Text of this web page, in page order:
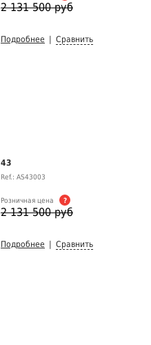
2 131 500 руб
Подробнее Сравнить
43
Ref.: AS43003
Розничная цена ?
2 131 500 руб
Подробнее Сравнить